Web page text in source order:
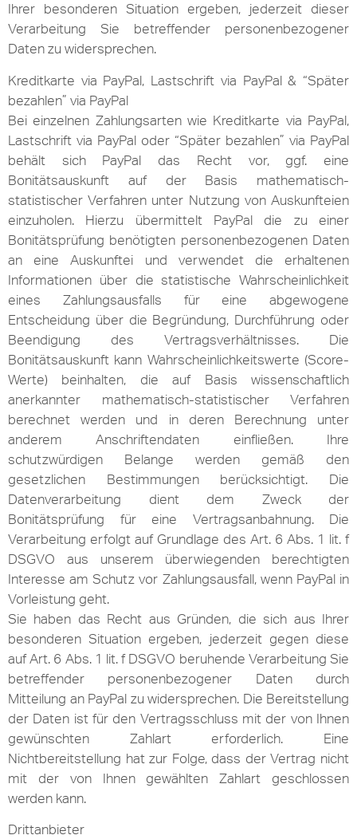
Ihrer besonderen Situation ergeben, jederzeit dieser
Verarbeitung Sie betreffender personenbezogener
Daten zu widersprechen.
Kreditkarte via PayPal, Lastschrift via PayPal & “Später
bezahlen” via PayPal
Bei einzelnen Zahlungsarten wie Kreditkarte via PayPal,
Lastschrift via PayPal oder “Später bezahlen” via PayPal
behält sich PayPal das Recht vor, ggf. eine
Bonitätsauskunft auf der Basis mathematisch-
statistischer Verfahren unter Nutzung von Auskunfteien
einzuholen. Hierzu übermittelt PayPal die zu einer
Bonitätsprüfung benötigten personenbezogenen Daten
an eine Auskunftei und verwendet die erhaltenen
Informationen über die statistische Wahrscheinlichkeit
eines Zahlungsausfalls für eine abgewogene
Entscheidung über die Begründung, Durchführung oder
Beendigung des Vertragsverhältnisses. Die
Bonitätsauskunft kann Wahrscheinlichkeitswerte (Score-
Werte) beinhalten, die auf Basis wissenschaftlich
anerkannter mathematisch-statistischer Verfahren
berechnet werden und in deren Berechnung unter
anderem Anschriftendaten einfließen. Ihre
schutzwürdigen Belange werden gemäß den
gesetzlichen Bestimmungen berücksichtigt. Die
Datenverarbeitung dient dem Zweck der
Bonitätsprüfung für eine Vertragsanbahnung. Die
Verarbeitung erfolgt auf Grundlage des Art. 6 Abs. 1 lit. f
DSGVO aus unserem überwiegenden berechtigten
Interesse am Schutz vor Zahlungsausfall, wenn PayPal in
Vorleistung geht.
Sie haben das Recht aus Gründen, die sich aus Ihrer
besonderen Situation ergeben, jederzeit gegen diese
auf Art. 6 Abs. 1 lit. f DSGVO beruhende Verarbeitung Sie
betreffender personenbezogener Daten durch
Mitteilung an PayPal zu widersprechen. Die Bereitstellung
der Daten ist für den Vertragsschluss mit der von Ihnen
gewünschten Zahlart erforderlich. Eine
Nichtbereitstellung hat zur Folge, dass der Vertrag nicht
mit der von Ihnen gewählten Zahlart geschlossen
werden kann.
Drittanbieter